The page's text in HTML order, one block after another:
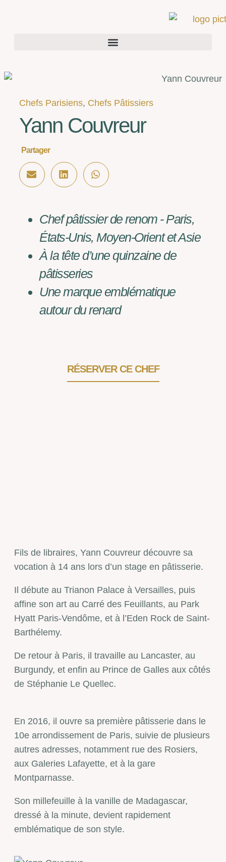
Chefs Parisiens, Chefs Pâtissiers
Yann Couvreur
Partager
Chef pâtissier de renom - Paris,
États-Unis, Moyen-Orient et Asie
À la tête d’une quinzaine de
pâtisseries
Une marque emblématique
autour du renard
RÉSERVER CE CHEF
Fils de libraires, Yann Couvreur découvre sa
vocation à 14 ans lors d’un stage en pâtisserie.
Il débute au Trianon Palace à Versailles, puis
affine son art au Carré des Feuillants, au Park
Hyatt Paris-Vendôme, et à l’Eden Rock de Saint-
Barthélemy.
De retour à Paris, il travaille au Lancaster, au
Burgundy, et enfin au Prince de Galles aux côtés
de Stéphanie Le Quellec.
En 2016, il ouvre sa première pâtisserie dans le
10e arrondissement de Paris, suivie de plusieurs
autres adresses, notamment rue des Rosiers,
aux Galeries Lafayette, et à la gare
Montparnasse.
Son millefeuille à la vanille de Madagascar,
dressé à la minute, devient rapidement
emblématique de son style.